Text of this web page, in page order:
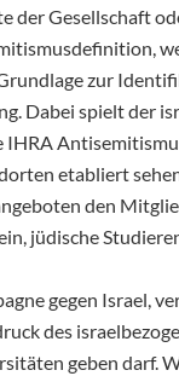
der Gesellschaft
zur
Dabei spielt der
IHRA
etabliert
den
jüdische
gegen Israel,
des
geben darf.